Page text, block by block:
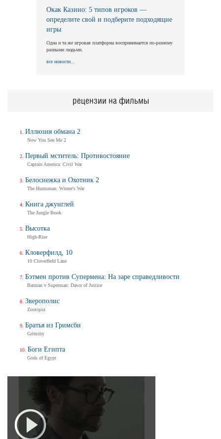
Окак Казино: 5 типов игроков —
определите свой и подберите подходящие
игры
Одна и та же игровая платформа воспринимается по-разному
разными людьми.
все новости...
рецензии на фильмы
Иллюзия обмана 2
Now You See Me 2
Первый мститель: Противостояние
Captain America: Civil War
Белоснежка и Охотник 2
The Huntsman: Winter's War
Книга джунглей
The Jungle Book
Высотка
High-Rise
Кловерфилд, 10
10 Cloverfield Lane
Бэтмен против Супермена: На заре справедливости
Batman v Superman: Dawn of Justice
Зверополис
Zootopia
Братья из Гримсби
Grimsby
Боги Египта
Gods of Egypt